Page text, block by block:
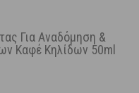
Για Αναδόμηση &
Καφέ Κηλίδων 50ml